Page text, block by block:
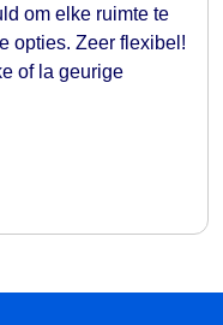
om elke ruimte te
opties. Zeer flexibel!
of la geurige